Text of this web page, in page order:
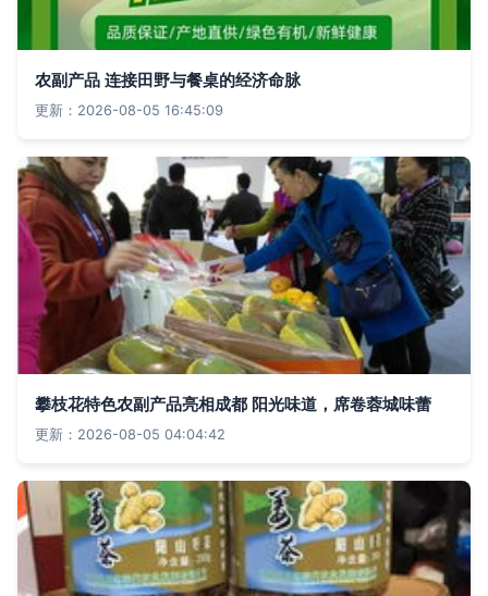
农副产品 连接田野与餐桌的经济命脉
更新：2026-08-05 16:45:09
攀枝花特色农副产品亮相成都 阳光味道，席卷蓉城味蕾
更新：2026-08-05 04:04:42